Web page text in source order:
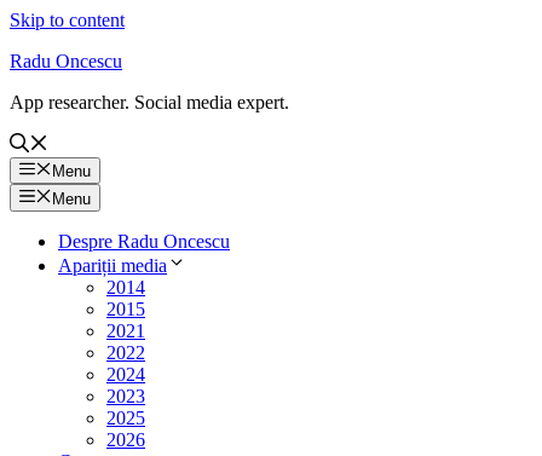
Skip to content
Radu Oncescu
App researcher. Social media expert.
Menu
Menu
Despre Radu Oncescu
Apariții media
2014
2015
2021
2022
2024
2023
2025
2026